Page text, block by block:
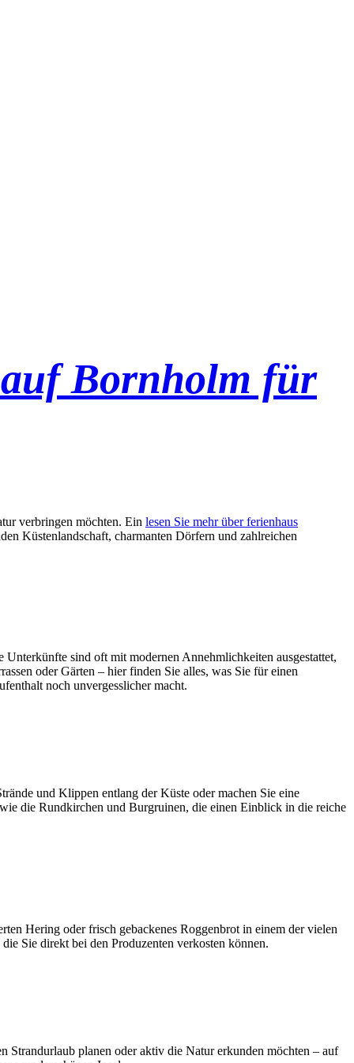
auf Bornholm für
verbringen möchten. Ein lesen Sie mehr über ferienhaus
Küstenlandschaft, charmanten Dörfern und zahlreichen
sind oft mit modernen Annehmlichkeiten ausgestattet,
oder Gärten – hier finden Sie alles, was Sie für einen
noch unvergesslicher macht.
und Klippen entlang der Küste oder machen Sie eine
die Rundkirchen und Burgruinen, die einen Einblick in die reiche
Hering oder frisch gebackenes Roggenbrot in einem der vielen
Sie direkt bei den Produzenten verkosten können.
Strandurlaub planen oder aktiv die Natur erkunden möchten – auf